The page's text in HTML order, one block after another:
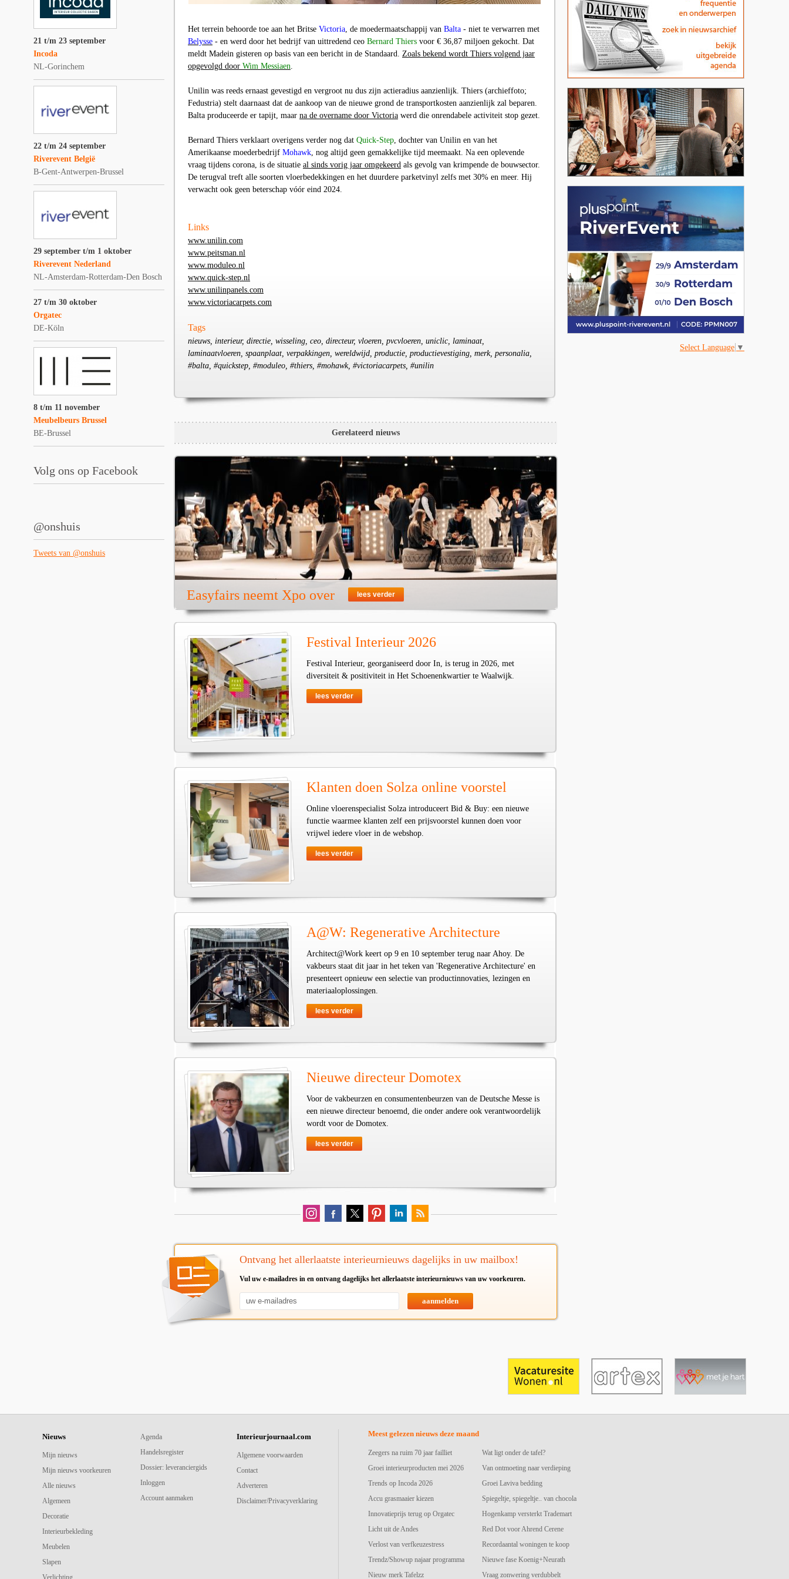
21 t/m 23 september
Incoda
NL-Gorinchem
22 t/m 24 september
Riverevent België
B-Gent-Antwerpen-Brussel
29 september t/m 1 oktober
Riverevent Nederland
NL-Amsterdam-Rotterdam-Den Bosch
27 t/m 30 oktober
Orgatec
DE-Köln
8 t/m 11 november
Meubelbeurs Brussel
BE-Brussel
Volg ons op Facebook
@onshuis
Tweets van @onshuis
Het terrein behoorde toe aan het Britse Victoria, de moedermaatschappij van Balta - niet te verwarren met
Belysse - en werd door het bedrijf van uittredend ceo Bernard Thiers voor € 36,87 miljoen gekocht. Dat
meldt Madein gisteren op basis van een bericht in de Standaard. Zoals bekend wordt Thiers volgend jaar
opgevolgd door Wim Messiaen.
Unilin was reeds ernaast gevestigd en vergroot nu dus zijn actieradius aanzienlijk. Thiers (archieffoto;
Fedustria) stelt daarnaast dat de aankoop van de nieuwe grond de transportkosten aanzienlijk zal beparen.
Balta produceerde er tapijt, maar na de overname door Victoria werd die onrendabele activiteit stop gezet.
Bernard Thiers verklaart overigens verder nog dat Quick-Step, dochter van Unilin en van het
Amerikaanse moederbedrijf Mohawk, nog altijd geen gemakkelijke tijd meemaakt. Na een oplevende
vraag tijdens corona, is de situatie al sinds vorig jaar omgekeerd als gevolg van krimpende de bouwsector.
De terugval treft alle soorten vloerbedekkingen en het duurdere parketvinyl zelfs met 30% en meer. Hij
verwacht ook geen beterschap vóór eind 2024.
Links
www.unilin.com
www.peitsman.nl
www.moduleo.nl
www.quick-step.nl
www.unilinpanels.com
www.victoriacarpets.com
Tags
nieuws, interieur, directie, wisseling, ceo, directeur, vloeren, pvcvloeren, uniclic, laminaat,
laminaatvloeren, spaanplaat, verpakkingen, wereldwijd, productie, productievestiging, merk, personalia,
#balta, #quickstep, #moduleo, #thiers, #mohawk, #victoriacarpets, #unilin
Gerelateerd nieuws
Easyfairs neemt Xpo over lees verder
Festival Interieur 2026
Festival Interieur, georganiseerd door In, is terug in 2026, met
diversiteit & positiviteit in Het Schoenenkwartier te Waalwijk.
lees verder
Klanten doen Solza online voorstel
Online vloerenspecialist Solza introduceert Bid & Buy: een nieuwe
functie waarmee klanten zelf een prijsvoorstel kunnen doen voor
vrijwel iedere vloer in de webshop.
lees verder
A@W: Regenerative Architecture
Architect@Work keert op 9 en 10 september terug naar Ahoy. De
vakbeurs staat dit jaar in het teken van 'Regenerative Architecture' en
presenteert opnieuw een selectie van productinnovaties, lezingen en
materiaaloplossingen.
lees verder
Nieuwe directeur Domotex
Voor de vakbeurzen en consumentenbeurzen van de Deutsche Messe is
een nieuwe directeur benoemd, die onder andere ook verantwoordelijk
wordt voor de Domotex.
lees verder
Ontvang het allerlaatste interieurnieuws dagelijks in uw mailbox!
Vul uw e-mailadres in en ontvang dagelijks het allerlaatste interieurnieuws van uw voorkeuren.
aanmelden
Select Language ▼
Nieuws
Mijn nieuws
Mijn nieuws voorkeuren
Alle nieuws
Algemeen
Decoratie
Interieurbekleding
Meubelen
Slapen
Verlichting
Agenda
Handelsregister
Dossier: leveranciergids
Inloggen
Account aanmaken
Interieurjournaal.com
Algemene voorwaarden
Contact
Adverteren
Disclaimer/Privacyverklaring
Meest gelezen nieuws deze maand
Zeegers na ruim 70 jaar failliet
Groei interieurproducten mei 2026
Trends op Incoda 2026
Accu grasmaaier kiezen
Innovatieprijs terug op Orgatec
Licht uit de Andes
Verlost van verfkeuzestress
Trendz/Showup najaar programma
Nieuw merk Tafelzz
Wat ligt onder de tafel?
Van ontmoeting naar verdieping
Groei Laviva bedding
Spiegeltje, spiegeltje.. van chocola
Hogenkamp versterkt Trademart
Red Dot voor Ahrend Cerene
Recordaantal woningen te koop
Nieuwe fase Koenig+Neurath
Vraag zonwering verdubbelt